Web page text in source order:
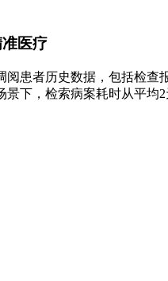
医疗
患者历史数据，包括检
下，检索病案耗时从平